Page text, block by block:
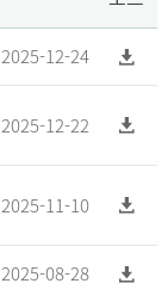
2025-12-24
2025-12-22
2025-11-10
2025-08-28